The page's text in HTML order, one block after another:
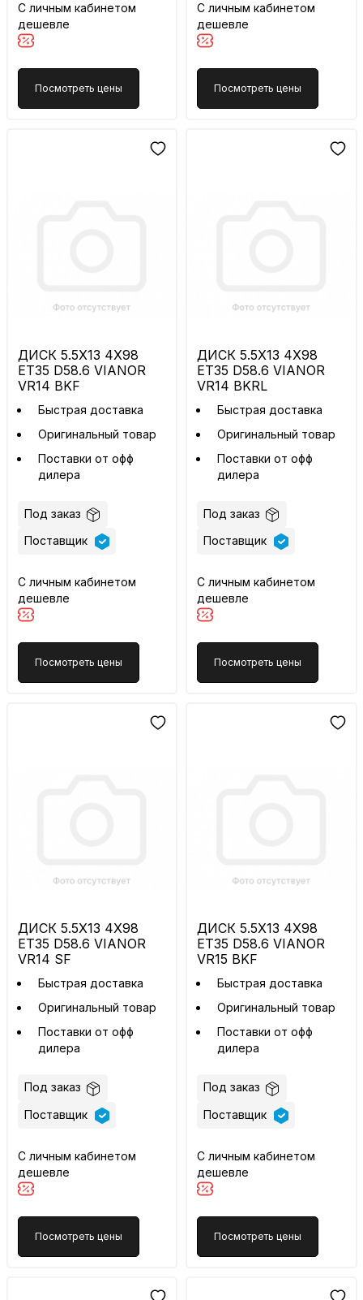
С личным кабинетом
дешевле
Посмотреть цены
С личным кабинетом
дешевле
Посмотреть цены
ДИСК 5.5X13 4X98
ET35 D58.6 VIANOR
VR14 BKF
Быстрая доставка
Оригинальный товар
Поставки от офф
дилера
Под заказ
Поставщик
С личным кабинетом
дешевле
Посмотреть цены
ДИСК 5.5X13 4X98
ET35 D58.6 VIANOR
VR14 BKRL
Быстрая доставка
Оригинальный товар
Поставки от офф
дилера
Под заказ
Поставщик
С личным кабинетом
дешевле
Посмотреть цены
ДИСК 5.5X13 4X98
ET35 D58.6 VIANOR
VR14 SF
Быстрая доставка
Оригинальный товар
Поставки от офф
дилера
Под заказ
Поставщик
С личным кабинетом
дешевле
Посмотреть цены
ДИСК 5.5X13 4X98
ET35 D58.6 VIANOR
VR15 BKF
Быстрая доставка
Оригинальный товар
Поставки от офф
дилера
Под заказ
Поставщик
С личным кабинетом
дешевле
Посмотреть цены